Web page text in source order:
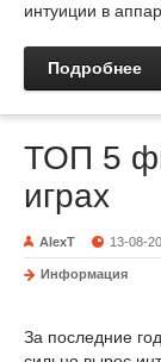
интуиции в
Подробнее
ТОП 5
играх
AlexT 13-08-
Информация
За последние